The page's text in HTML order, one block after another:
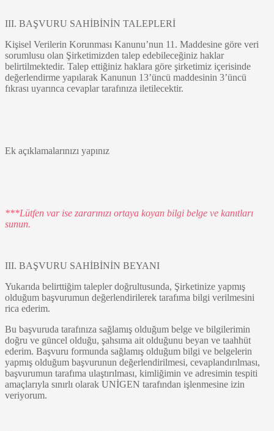
III. BAŞVURU SAHİBİNİN TALEPLERİ
Kişisel Verilerin Korunması Kanunu’nun 11. Maddesine göre veri
sorumlusu olan Şirketimizden talep edebileceğiniz haklar
belirtilmektedir. Talep ettiğiniz haklara göre şirketimiz içerisinde
değerlendirme yapılarak Kanunun 13’üncü maddesinin 3’üncü
fıkrası uyarınca cevaplar tarafınıza iletilecektir.
Ek açıklamalarınızı yapınız
***Lütfen var ise zararınızı ortaya koyan bilgi belge ve kanıtları
sunun.
III. BAŞVURU SAHİBİNİN BEYANI
Yukarıda belirttiğim talepler doğrultusunda, Şirketinize yapmış
olduğum başvurumun değerlendirilerek tarafıma bilgi verilmesini
rica ederim.
Bu başvuruda tarafınıza sağlamış olduğum belge ve bilgilerimin
doğru ve güncel olduğu, şahsıma ait olduğunu beyan ve taahhüt
ederim. Başvuru formunda sağlamış olduğum bilgi ve belgelerin
yapmış olduğum başvurunun değerlendirilmesi, cevaplandırılması,
başvurumun tarafıma ulaştırılması, kimliğimin ve adresimin tespiti
amaçlarıyla sınırlı olarak UNİGEN tarafından işlenmesine izin
veriyorum.